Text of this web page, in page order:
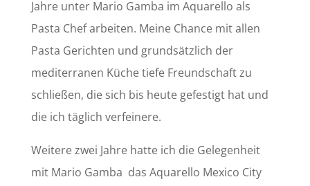
Jahre unter Mario Gamba im Aquarello als
Pasta Chef arbeiten. Meine Chance mit allen
Pasta Gerichten und grundsätzlich der
mediterranen Küche tiefe Freundschaft zu
schließen, die sich bis heute gefestigt hat und
die ich täglich verfeinere.
Weitere zwei Jahre hatte ich die Gelegenheit
mit Mario Gamba das Aquarello Mexico City